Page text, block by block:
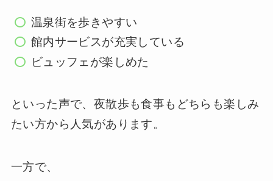
温泉街を歩きやすい
館内サービスが充実している
ビュッフェが楽しめた
といった声で、夜散歩も食事もどちらも楽しみ
たい方から人気があります。
一方で、